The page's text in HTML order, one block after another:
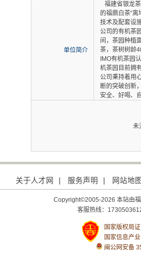
单位简介
福建省银龙
的福鼎白茶“
技术及配套设
公司的有机茶
间，茶园种植
茶，茶树树龄
IMO有机茶园
机茶园目前拥
公司秉持着用
断的突破创新
安全、好喝、
未
关于人才网 服务声明 网站地
Copyright©2005-2026 本站由
客服热线：
国家版权局
国家信息产
闽公网安备